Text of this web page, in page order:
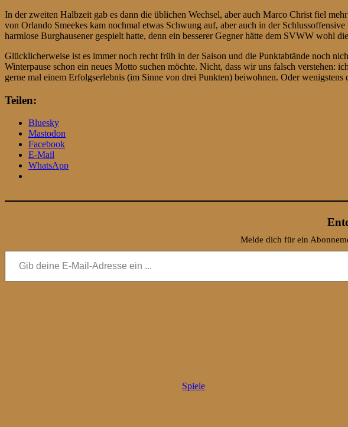
In der zweiten Halbzeit gab es dann die üblichen Wechsel, aber auch Marco Christ fiel
von Orlando Smeekes kam nochmal etwas Schwung auf, aber auch in der
harmlose Burghausener gespielt hatte, denn ein besserer Gegner hätte dem SVWW wohl
Glücklicherweise ist es immer noch recht früh in der Saison und die Punktabtände noch
Winterpause schon ein neues Motto suchen möchte. Nicht, dass wir uns falsch verstehen: ich
gerne mal einem Erfolgserlebnis (im Sinne von drei Punkten) beiwohnen. Oder wenigstens
Teilen:
Bluesky
Mastodon
Facebook
E-Mail
WhatsApp
Melde dich für ein
Gib deine E-Mail-Adresse ein ...
Spiele